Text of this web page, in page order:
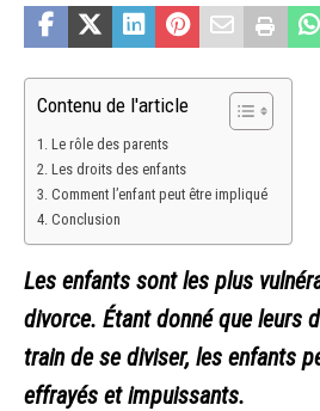
Contenu de l'article
Le rôle des parents
Les droits des enfants
Comment l’enfant peut être impliqué
Conclusion
Les enfants sont les plus
divorce. Étant donné que leurs
train de se diviser, les enfants
effrayés et impuissants.